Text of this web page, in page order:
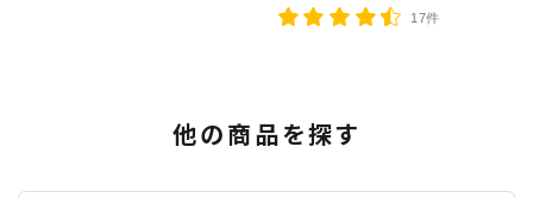
17件
他の商品を探す